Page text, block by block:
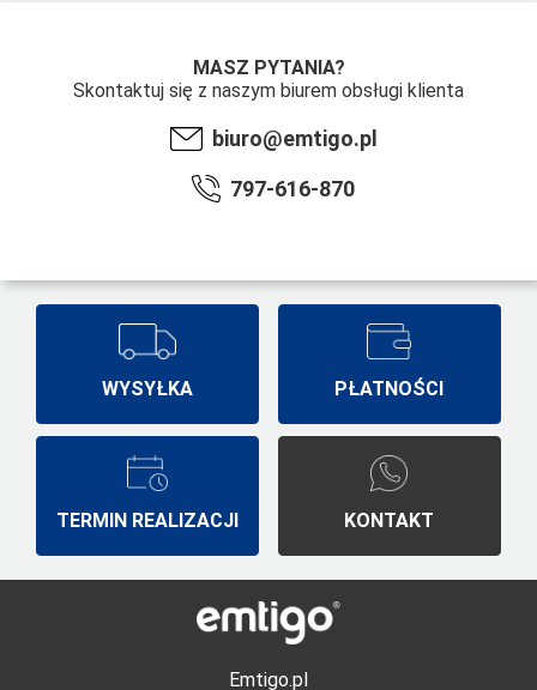
MASZ PYTANIA?
Skontaktuj się z naszym biurem obsługi klienta
biuro@emtigo.pl
797-616-870
WYSYŁKA PŁATNOŚCI
TERMIN REALIZACJI KONTAKT
Emtigo.pl